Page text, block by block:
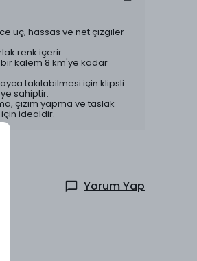
uç, hassas ve net çizgiler
renk içerir.
kalem 8 km'ye kadar
takılabilmesi için klipsli
sahiptir.
çizim yapma ve taslak
idealdir.
Yorum Yap